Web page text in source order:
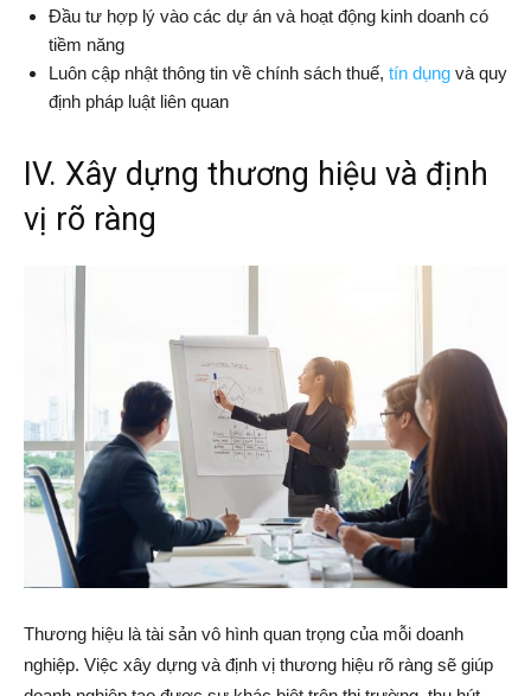
Đầu tư hợp lý vào các dự án và hoạt động kinh doanh có
tiềm năng
Luôn cập nhật thông tin về chính sách thuế, tín dụng và quy
định pháp luật liên quan
IV. Xây dựng thương hiệu và định
vị rõ ràng
Thương hiệu là tài sản vô hình quan trọng của mỗi doanh
nghiệp. Việc xây dựng và định vị thương hiệu rõ ràng sẽ giúp